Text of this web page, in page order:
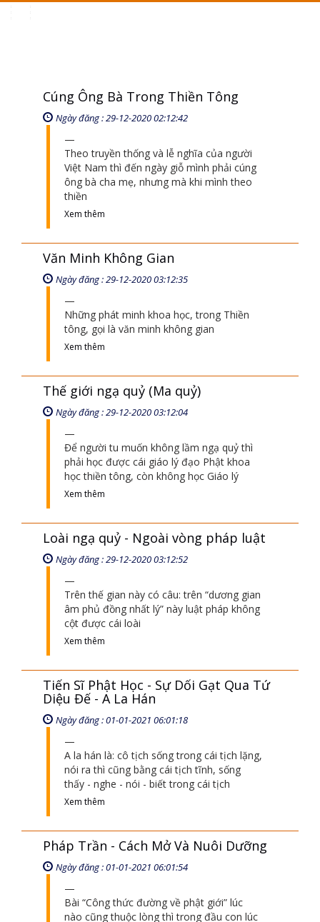
Cúng Ông Bà Trong Thiền Tông
Theo truyền thống và lễ nghĩa của người
Việt Nam thì đến ngày giỗ mình phải cúng
ông bà cha mẹ, nhưng mà khi mình theo
thiền
Văn Minh Không Gian
Ngày đăng : 29-12-2020 03:12:35
Những phát minh khoa học, trong Thiền
Xem thêm
Thế giới ngạ quỷ (Ma quỷ)
Ngày đăng : 29-12-2020 03:12:04
Để người tu muốn không lầm ngạ quỷ thì
Xem thêm
Loài ngạ quỷ - Ngoài vòng pháp luật
Ngày đăng : 29-12-2020 03:12:52
Trên thế gian này có câu: trên “dương gian
cột được cái loài
Xem thêm
Tiến Sĩ Phật Học - Sự Dối Gạt Qua Tứ
Diệu Đế - A La Hán
Ngày đăng : 01-01-2021 06:01:18
A la hán là: cô tịch sống trong cái tịch lặng,
nói ra thì cũng bằng cái tịch tĩnh, sống
thấy - nghe - nói - biết trong cái tịch